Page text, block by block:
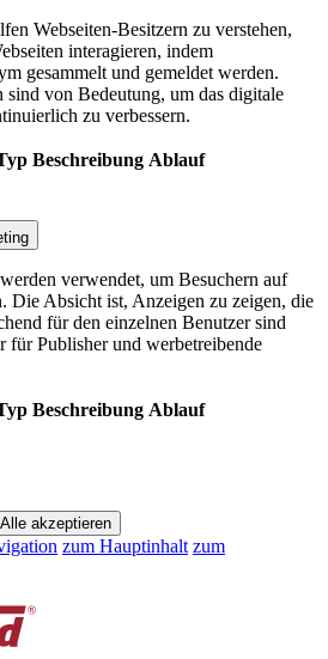
Webseiten-Besitzern zu verstehen,
interagieren, indem
gesammelt und gemeldet werden.
sind von Bedeutung, um das digitale
zu verbessern.
Beschreibung Ablauf
verwendet, um Besuchern auf
Die Absicht ist, Anzeigen zu zeigen, die
für den einzelnen Benutzer sind
für Publisher und werbetreibende
Beschreibung Ablauf
Alle akzeptieren
zum Hauptinhalt zum